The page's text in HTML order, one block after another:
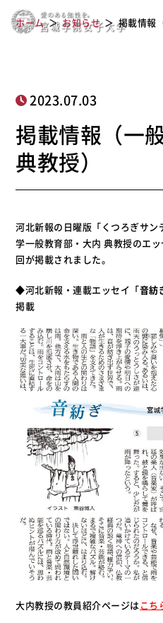
宮
女
大
掲載情報（一般教
ホーム お知らせ 掲載情報
2023.07.03
掲載情報（一
典教授）
河北新報の日曜版「くつろぎサ
学一般教育部・大内 典教授のエ
回が掲載されました。
◆河北新報・連載エッセイ「音紡
掲載
大内教授の教員紹介ページはこち